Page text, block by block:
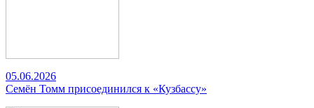
05.06.2026
Семён Томм присоединился к «Кузбассу»